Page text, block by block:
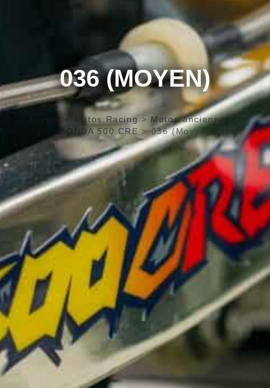
036 (MOYEN)
Freeride Motos Racing> Motos anciennes
HONDA 500 CRE >036 (Moyen)